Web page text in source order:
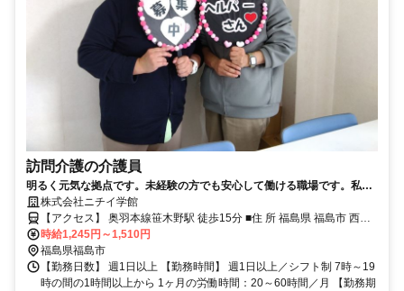
訪問介護の介護員
明るく元気な拠点です。未経験の方でも安心して働ける職場です。私た
ちと一緒に働きませんか？
株式会社ニチイ学館
【アクセス】 奥羽本線笹木野駅 徒歩15分 ■住 所 福島県 福島市 西中
央3丁目26-1ﾋﾟｱｻﾞ西部106号室 ■アクセス 奥羽本線笹木野駅 徒歩15
分
時給1,245円～1,510円
福島県福島市
【勤務日数】 週1日以上 【勤務時間】 週1日以上／シフト制 7時～19
時の間の1時間以上から 1ヶ月の労働時間：20～60時間／月 【勤務期